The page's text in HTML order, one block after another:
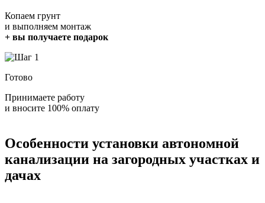
Копаем грунт
и выполняем монтаж
+ вы получаете подарок
Готово
Принимаете работу
и вносите 100% оплату
Особенности установки автономной
канализации на загородных участках и
дачах